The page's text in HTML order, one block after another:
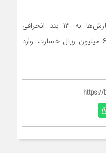
جمشیدی، گفت: در پی این بارش‌ها به ۱۳ بند انحرافی
کشاورزی بیش از ۹۸۱ هزار و ۶۰۰ میلیون ریال خسارت وارد
https://